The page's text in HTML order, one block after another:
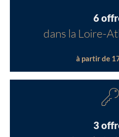
6
dans la Loire-
à partir de
3